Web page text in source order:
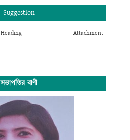
Suggestion
Heading Attachment
সভাপতির বাণী